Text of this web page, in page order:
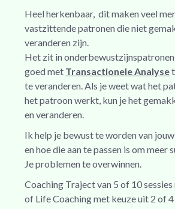
Heel herkenbaar, dit maken veel
vastzittende patronen die niet
veranderen zijn.
Het zit in
goed met Transactionele Analyse
te veranderen. Als je weet wat het
het patroon werkt, kun je het
en veranderen.
Ik help je bewust te worden van
en hoe die aan te passen is om meer
Je problemen te overwinnen.
Coaching Traject van 5 of 10
of Life Coaching met keuze uit 2 of 4